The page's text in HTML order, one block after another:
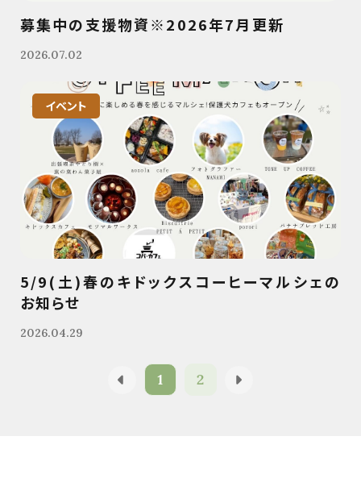
募集中の支援物資※2026年7月更新
2026.07.02
イベント
5/9(土)春のキドックスコーヒーマルシェの
お知らせ
2026.04.29
1 2